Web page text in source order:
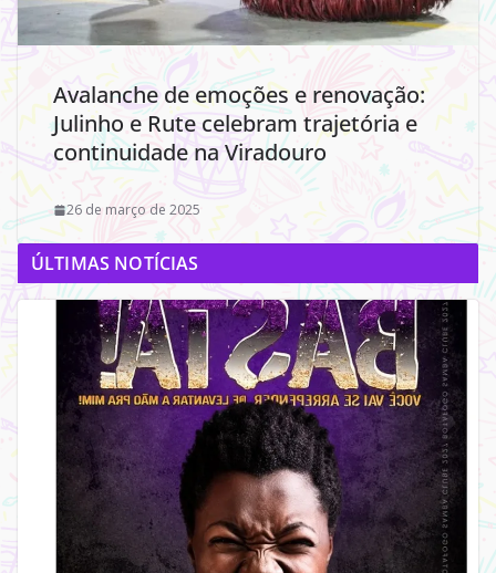
Avalanche de emoções e renovação:
Julinho e Rute celebram trajetória e
continuidade na Viradouro
26 de março de 2025
ÚLTIMAS NOTÍCIAS